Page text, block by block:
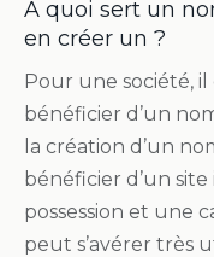
A quoi sert un
en créer un ?
Pour une société,
bénéficier d’un
la création d’un
bénéficier d’un
possession et une
peut s’avérer très